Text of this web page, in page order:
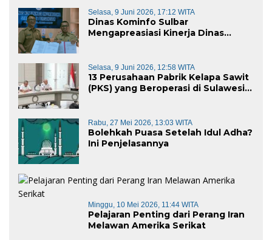
Selasa, 9 Juni 2026, 17:12 WITA
Dinas Kominfo Sulbar
Mengapreasiasi Kinerja Dinas
Selasa, 9 Juni 2026, 12:58 WITA
13 Perusahaan Pabrik Kelapa Sawit
(PKS) yang Beroperasi di Sulawesi
Rabu, 27 Mei 2026, 13:03 WITA
Bolehkah Puasa Setelah Idul Adha?
Ini Penjelasannya
Minggu, 10 Mei 2026, 11:44 WITA
Pelajaran Penting dari Perang Iran
Melawan Amerika Serikat